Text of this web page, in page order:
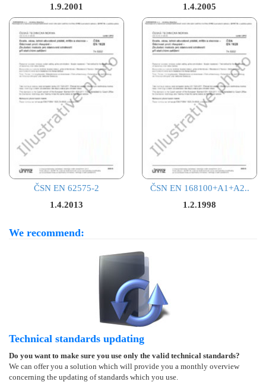
1.9.2001
1.4.2005
ČSN EN 62575-2
1.4.2013
ČSN EN 168100+A1+A2..
1.2.1998
We recommend:
Technical standards updating
Do you want to make sure you use only the valid technical standards?
We can offer you a solution which will provide you a monthly overview
concerning the updating of standards which you use.